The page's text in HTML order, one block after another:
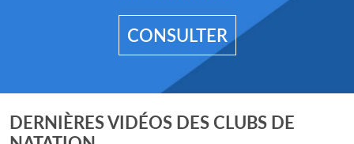
CONSULTER
DERNIÈRES VIDÉOS DES CLUBS DE